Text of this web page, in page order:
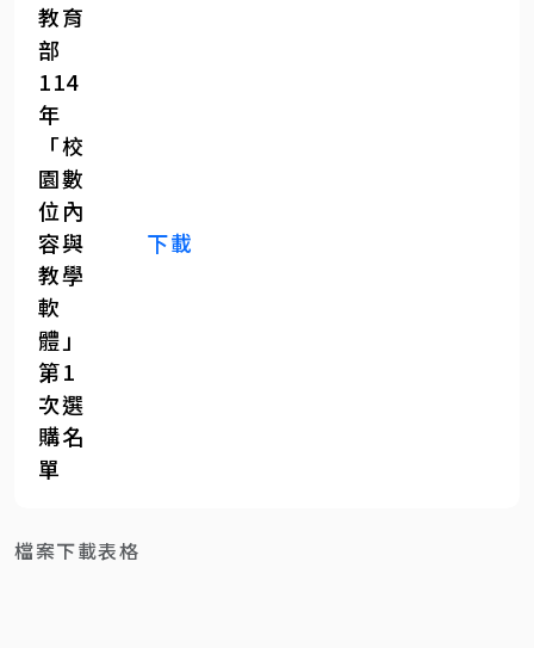
檔案下載表格
教育
部
114
年
「校
園數
位內
容與
教學
軟
體」
第1
次選
購名
單
下載